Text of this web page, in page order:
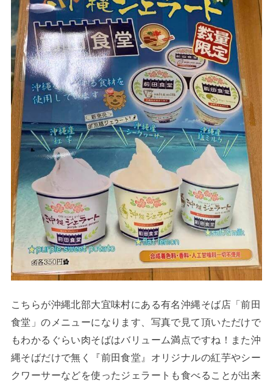
こちらが沖縄北部大宜味村にある有名沖縄そば店「前田
食堂」のメニューになります、写真で見て頂いただけで
もわかるぐらい肉そばはバリューム満点ですね！また沖
縄そばだけで無く『前田食堂』オリジナルの紅芋やシー
クワーサーなどを使ったジェラートも食べることが出来